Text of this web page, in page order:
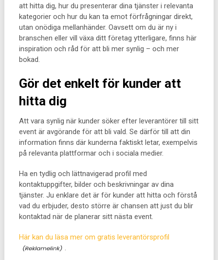
att hitta dig, hur du presenterar dina tjänster i relevanta
kategorier och hur du kan ta emot förfrågningar direkt,
utan onödiga mellanhänder. Oavsett om du är ny i
branschen eller vill växa ditt företag ytterligare, finns här
inspiration och råd för att bli mer synlig – och mer
bokad.
Gör det enkelt för kunder att
hitta dig
Att vara synlig när kunder söker efter leverantörer till sitt
event är avgörande för att bli vald. Se därför till att din
information finns där kunderna faktiskt letar, exempelvis
på relevanta plattformar och i sociala medier.
Ha en tydlig och lättnavigerad profil med
kontaktuppgifter, bilder och beskrivningar av dina
tjänster. Ju enklare det är för kunder att hitta och förstå
vad du erbjuder, desto större är chansen att just du blir
kontaktad när de planerar sitt nästa event.
Här kan du läsa mer om gratis leverantörsprofil
.